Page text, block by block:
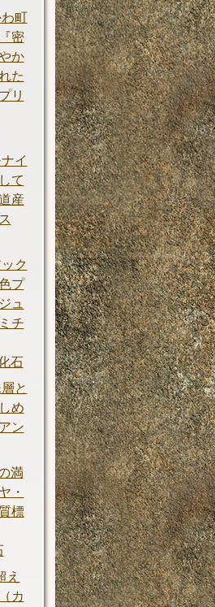
町
密
か
た
リ
イ
て
産
ク
プ
ュ
チ
石
と
め
ン
満
・
標
え
カ